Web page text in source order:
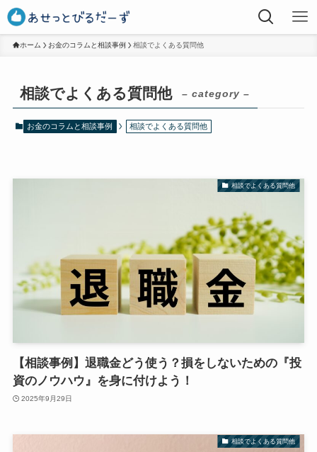
ホーム お金のコラムと相談事例 相談でよくある質問他
相談でよくある質問他 – category –
お金のコラムと相談事例 相談でよくある質問他
相談でよくある質問他
【相談事例】退職金どう使う？損をしないための『投
資のノウハウ』を身に付けよう！
2025年9月29日
相談でよくある質問他